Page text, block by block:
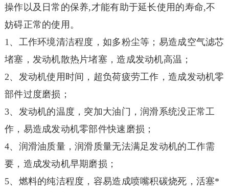
操作以及日常的保养,才能有助于延长使用的寿命,不
妨碍正常的使用。
1、工作环境清洁程度，如多粉尘等；易造成空气滤芯
堵塞，发动机散热片堵塞，造成发动机高温；
2、发动机使用时间，超负荷疲劳工作，造成发动机零
部件过度磨损；
3、发动机的温度，突加大油门，润滑系统没正常工
作，易造成发动机零部件快速磨损；
4、润滑油质量，润滑质量无法满足发动机的工作需
要，造成发动机早期磨损；
5、燃料的纯洁程度，容易造成喷嘴积碳烧死，活塞*